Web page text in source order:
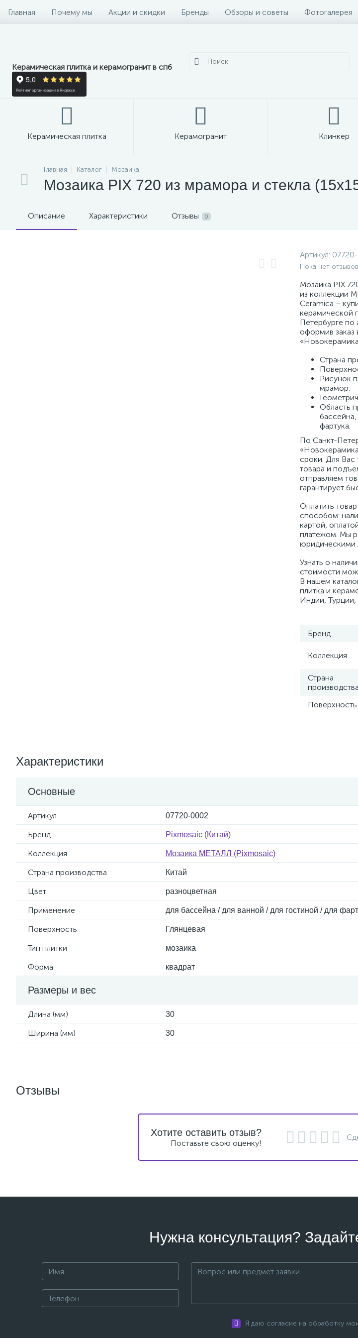
Главная Почему мы Акции и скидки Бренды Обзоры и советы Фотогалерея
Керамическая плитка и керамогранит в спб
Керамическая плитка Керамогранит Клинкер
Главная Каталог Мозаика
Мозаика PIX 720 из мрамора и стекла
Описание Характеристики Отзывы 0
Артикул:
Пока нет отзывов
Мозаика PIX
из коллекции
Ceramica –
керамической
Петербурге по
оформив заказ
Страна
Рисунок
мрамор;
Область
бассейна,
фартука.
По Санкт-
сроки. Для Вас
товара и
отправляем
гарантирует
Оплатить
способом:
картой,
платежом. Мы
юридическими
Узнать о
стоимости
В нашем
плитка и
Индии, Турции,
Бренд
Коллекция
Страна
производства
Поверхность
Характеристики
Основные
Артикул 07720-0002
Бренд Pixmosaic (Китай)
Коллекция Мозаика МЕТАЛЛ (Pixmosaic)
Страна производства Китай
Цвет разноцветная
Применение для бассейна / для ванной / для гостиной / для
Поверхность Глянцевая
Тип плитки мозаика
Форма квадрат
Размеры и вес
Длина (мм) 30
Ширина (мм) 30
Отзывы
Хотите оставить отзыв?
Поставьте свою оценку!
Нужна консультация?
Я даю согласие на обработку